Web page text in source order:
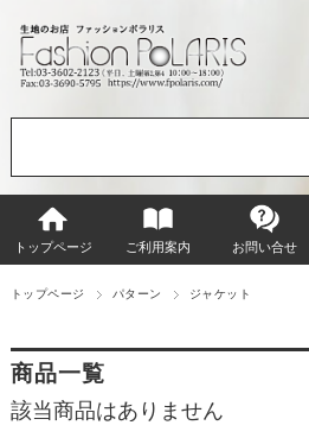
トップページ ご利用案内 お問い合せ
トップページ パターン ジャケット
商品一覧
該当商品はありません